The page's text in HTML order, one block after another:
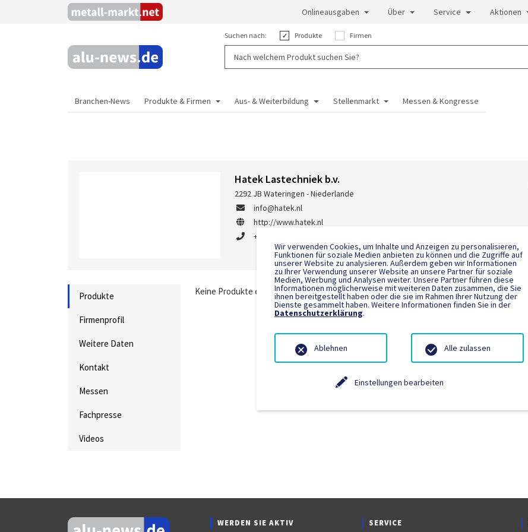
Onlineausgaben Über Service Aktionen
Suchen nach: Produkte Firmen
Branchen-News Produkte & Firmen Aus- & Weiterbildung Stellenmarkt Messen & Kongresse
Hatek Lastechniek b.v.
2292 JB Wateringen - Niederlande
info@hatek.nl
http://www.hatek.nl
+31-(0)174-225 225
Produkte
Firmenprofil
Weitere Daten
Kontakt
Messen
Fachpresse
Videos
Keine Produkte eingetragen.
WERDEN SIE AKTIV SERVICE
Wir verwenden Cookies, um Inhalte und Anzeigen zu personalisieren,
Funktionen für soziale Medien anbieten zu können und die Zugriffe auf
unserer Website zu analysieren. Außerdem geben wir Informationen
zu Ihrer Verwendung unserer Website an unsere Partner für soziale
Medien, Werbung und Analysen weiter. Unsere Partner führen diese
Informationen möglicherweise mit weiteren Daten zusammen, die Sie
ihnen bereitgestellt haben oder die sie im Rahmen Ihrer Nutzung der
Dienste gesammelt haben. Weitere Informationen finden Sie in der
Datenschutzerklärung.
Einstellungen bearbeiten
Ablehnen Alle zulassen